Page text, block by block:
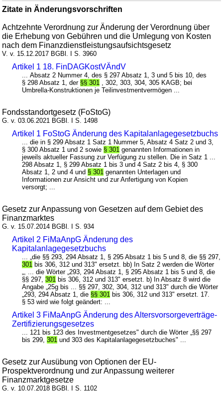
Zitate in Änderungsvorschriften
Achtzehnte Verordnung zur Änderung der Verordnung über
die Erhebung von Gebühren und die Umlegung von Kosten
nach dem Finanzdienstleistungsaufsichtsgesetz
V. v. 15.12.2017 BGBl. I S. 3960
Artikel 1 18. FinDAGKostVÄndV
... Absatz 2 Nummer 4, des § 297 Absatz 1, 3 und 5 bis 10, des
§ 298 Absatz 1, der §§ 301 , 302, 303, 304, 305 KAGB; bei
Umbrella-Konstruktionen je Teilinvestmentvermögen ...
Fondsstandortgesetz (FoStoG)
G. v. 03.06.2021 BGBl. I S. 1498
Artikel 1 FoStoG Änderung des Kapitalanlagegesetzbuchs
... die in § 299 Absatz 1 Satz 1 Nummer 5, Absatz 4 Satz 2 und 3,
§ 300 Absatz 1 und 2 sowie § 301 genannten Informationen in
jeweils aktueller Fassung zur Verfügung zu stellen. Die in Satz 1 ...
298 Absatz 1, § 299 Absatz 1 bis 3 und 4 Satz 2 bis 4, § 300
Absatz 1, 2 und 4 und § 301 genannten Unterlagen und
Informationen zur Ansicht und zur Anfertigung von Kopien
versorgt; ...
Gesetz zur Anpassung von Gesetzen auf dem Gebiet des
Finanzmarktes
G. v. 15.07.2014 BGBl. I S. 934
Artikel 2 FiMaAnpG Änderung des
Kapitalanlagegesetzbuchs
... „die §§ 293, 294 Absatz 1, § 295 Absatz 1 bis 5 und 8, die §§ 297,
301 bis 306, 312 und 313" ersetzt. bb) In Satz 2 werden die Wörter
„, ... die Wörter „293, 294 Absatz 1, § 295 Absatz 1 bis 5 und 8, die
§§ 297,301 bis 306, 312 und 313" ersetzt. b) In Absatz 8 wird die
Angabe „25g bis ... §§ 297, 302, 304, 312 und 313" durch die Wörter
„293, 294 Absatz 1, die §§ 301 bis 306, 312 und 313" ersetzt. 17.
§ 53 wird wie folgt geändert: ...
Artikel 3 FiMaAnpG Änderung des Altersvorsorgeverträge-
Zertifizierungsgesetzes
... 121 bis 123 des Investmentgesetzes" durch die Wörter „§§ 297
bis 299,301 und 303 des Kapitalanlagegesetzbuches" ...
Gesetz zur Ausübung von Optionen der EU-
Prospektverordnung und zur Anpassung weiterer
Finanzmarktgesetze
G. v. 10.07.2018 BGBl. I S. 1102